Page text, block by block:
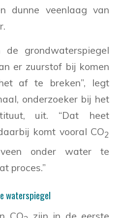
dunne veenlaag van
de grondwaterspiegel
er zuurstof bij komen
af te breken”, legt
onderzoeker bij het
uit. “Dat heet
komt vooral CO2
onder water te
proces.”
waterspiegel